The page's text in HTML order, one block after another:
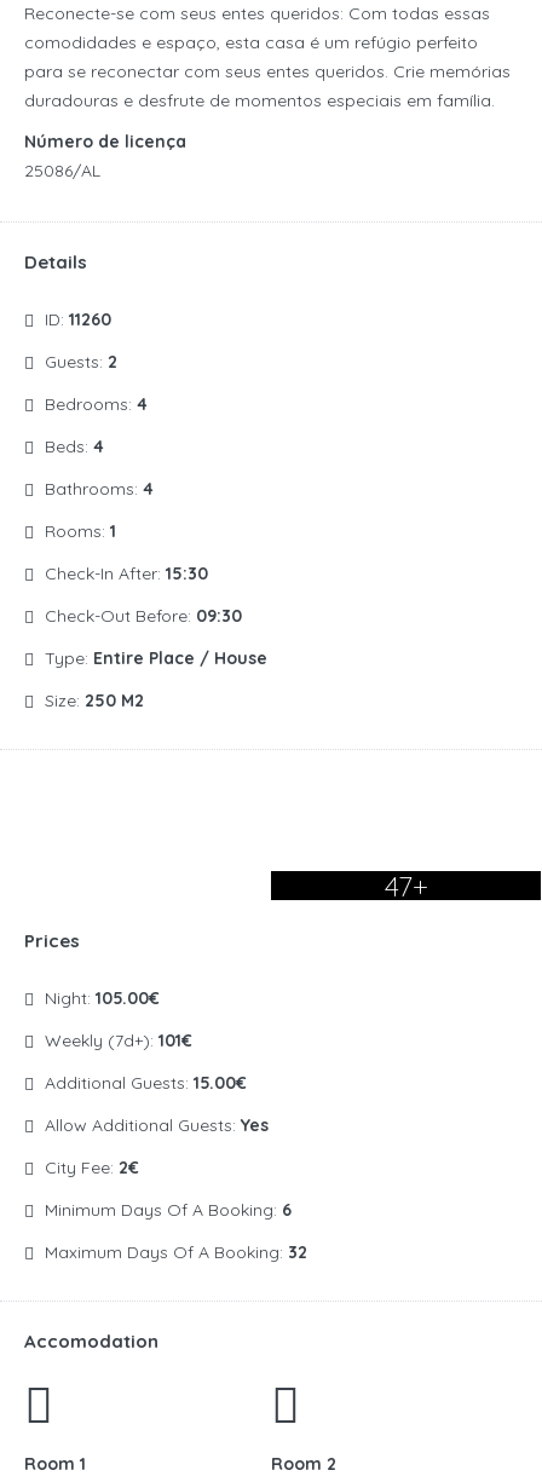
Reconecte-se com seus entes queridos: Com todas essas
comodidades e espaço, esta casa é um refúgio perfeito
para se reconectar com seus entes queridos. Crie memórias
duradouras e desfrute de momentos especiais em família.
Número de licença
25086/AL
Details
ID: 11260
Guests: 2
Bedrooms: 4
Beds: 4
Bathrooms: 4
Rooms: 1
Check-In After: 15:30
Check-Out Before: 09:30
Type: Entire Place / House
Size: 250 M2
47+
Prices
Night: 105.00€
Weekly (7d+): 101€
Additional Guests: 15.00€
Allow Additional Guests: Yes
City Fee: 2€
Minimum Days Of A Booking: 6
Maximum Days Of A Booking: 32
Accomodation
Room 1
Room 2